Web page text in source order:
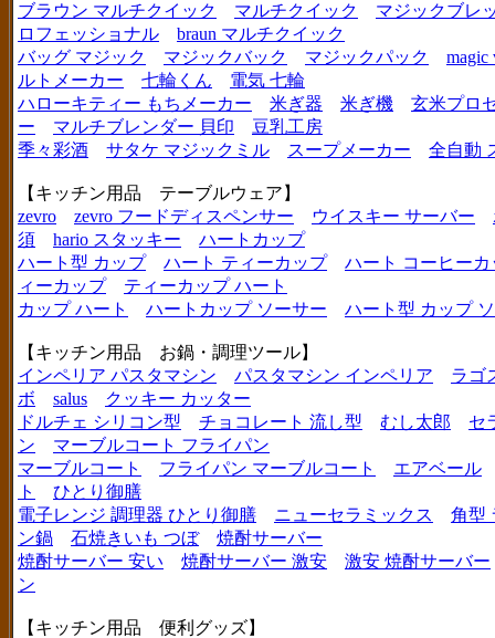
ブラウン マルチクイック
マルチクイック
マジックブレ
ロフェッショナル
braun マルチクイック
バッグ マジック
マジックバック マジックパック
magic
ルトメーカー
七輪くん
電気 七輪
ハローキティー もちメーカー
米ぎ器 米ぎ機
玄米プロ
ー
マルチブレンダー 貝印
豆乳工房
季々彩酒
サタケ マジックミル スープメーカー 全自動
【キッチン用品 テーブルウェア】
zevro
zevro フードディスペンサー ウイスキー サーバー
須
hario スタッキー
ハートカップ
ハート型 カップ
ハート ティーカップ
ハート コーヒーカ
ィーカップ
ティーカップ ハート
カップ ハート
ハートカップ ソーサー ハート型 カップ
【キッチン用品 お鍋・調理ツール】
インペリア パスタマシン
パスタマシン インペリア
ラゴ
ボ
salus
クッキー カッター
ドルチェ シリコン型
チョコレート 流し型 むし太郎
セ
ン
マーブルコート フライパン
マーブルコート
フライパン マーブルコート
エアベール
ト
ひとり御膳
電子レンジ 調理器 ひとり御膳
ニューセラミックス
角型
ン鍋
石焼きいも つぼ
焼酎サーバー
焼酎サーバー 安い
焼酎サーバー 激安
激安 焼酎サーバー
ン
【キッチン用品 便利グッズ】